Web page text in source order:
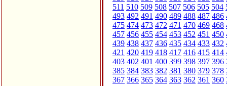
511 510 509 508 507 506 505 504
493 492 491 490 489 488 487 486
475 474 473 472 471 470 469 468
457 456 455 454 453 452 451 450
439 438 437 436 435 434 433 432
421 420 419 418 417 416 415 414
403 402 401 400 399 398 397 396
385 384 383 382 381 380 379 378
367 366 365 364 363 362 361 360